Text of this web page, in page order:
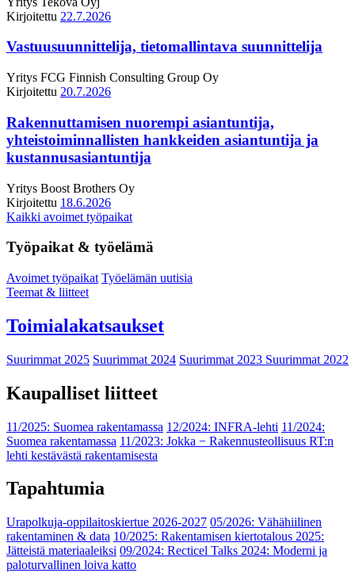
Kirjoitettu 22.7.2026
Vastuusuunnittelija, tietomallintava suunnittelija
Yritys FCG Finnish Consulting Group Oy
Kirjoitettu 20.7.2026
Rakennuttamisen nuorempi asiantuntija,
yhteistoiminnallisten hankkeiden asiantuntija ja
kustannusasiantuntija
Yritys Boost Brothers Oy
Kirjoitettu 18.6.2026
Kaikki avoimet työpaikat
Työpaikat & työelämä
Avoimet työpaikat Työelämän uutisia
Teemat & liitteet
Toimialakatsaukset
Suurimmat 2025 Suurimmat 2024 Suurimmat 2023 Suurimmat 2022
Kaupalliset liitteet
11/2025: Suomea rakentamassa 12/2024: INFRA-lehti 11/2024:
Suomea rakentamassa 11/2023: Jokka − Rakennusteollisuus RT:n
lehti kestävästä rakentamisesta
Tapahtumia
Urapolkuja-oppilaitoskiertue 2026-2027 05/2026: Vähähiilinen
rakentaminen & data 10/2025: Rakentamisen kiertotalous 2025:
Jätteistä materiaaleiksi 09/2024: Recticel Talks 2024: Moderni ja
paloturvallinen loiva katto